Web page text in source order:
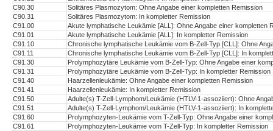
C90.30
Solitäres Plasmozytom: Ohne Angabe einer kompletten Remission
C90.31
Solitäres Plasmozytom: In kompletter Remission
C91.00
Akute lymphatische Leukämie [ALL]: Ohne Angabe einer kompletten
C91.01
Akute lymphatische Leukämie [ALL]: In kompletter Remission
C91.10
Chronische lymphatische Leukämie vom B-Zell-Typ [CLL]: Ohne
C91.11
Chronische lymphatische Leukämie vom B-Zell-Typ [CLL]: In
C91.30
Prolymphozytäre Leukämie vom B-Zell-Typ: Ohne Angabe einer
C91.31
Prolymphozytäre Leukämie vom B-Zell-Typ: In kompletter Remission
C91.40
Haarzellenleukämie: Ohne Angabe einer kompletten Remission
C91.41
Haarzellenleukämie: In kompletter Remission
C91.50
Adulte(s) T-Zell-Lymphom/Leukämie (HTLV-1-assoziiert): Ohne
C91.51
Adulte(s) T-Zell-Lymphom/Leukämie (HTLV-1-assoziiert): In
C91.60
Prolymphozyten-Leukämie vom T-Zell-Typ: Ohne Angabe einer
C91.61
Prolymphozyten-Leukämie vom T-Zell-Typ: In kompletter Remission